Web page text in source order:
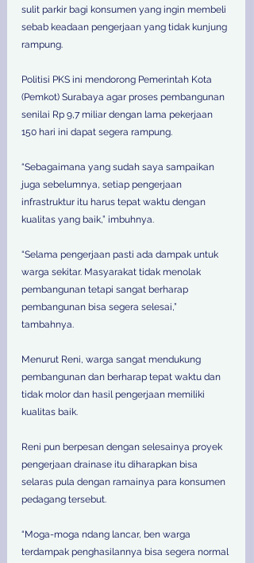
sulit parkir bagi konsumen yang ingin membeli
sebab keadaan pengerjaan yang tidak kunjung
rampung.
Politisi PKS ini mendorong Pemerintah Kota
(Pemkot) Surabaya agar proses pembangunan
senilai Rp 9,7 miliar dengan lama pekerjaan
150 hari ini dapat segera rampung.
“Sebagaimana yang sudah saya sampaikan
juga sebelumnya, setiap pengerjaan
infrastruktur itu harus tepat waktu dengan
kualitas yang baik,” imbuhnya.
“Selama pengerjaan pasti ada dampak untuk
warga sekitar. Masyarakat tidak menolak
pembangunan tetapi sangat berharap
pembangunan bisa segera selesai,”
tambahnya.
Menurut Reni, warga sangat mendukung
pembangunan dan berharap tepat waktu dan
tidak molor dan hasil pengerjaan memiliki
kualitas baik.
Reni pun berpesan dengan selesainya proyek
pengerjaan drainase itu diharapkan bisa
selaras pula dengan ramainya para konsumen
pedagang tersebut.
“Moga-moga ndang lancar, ben warga
terdampak penghasilannya bisa segera normal